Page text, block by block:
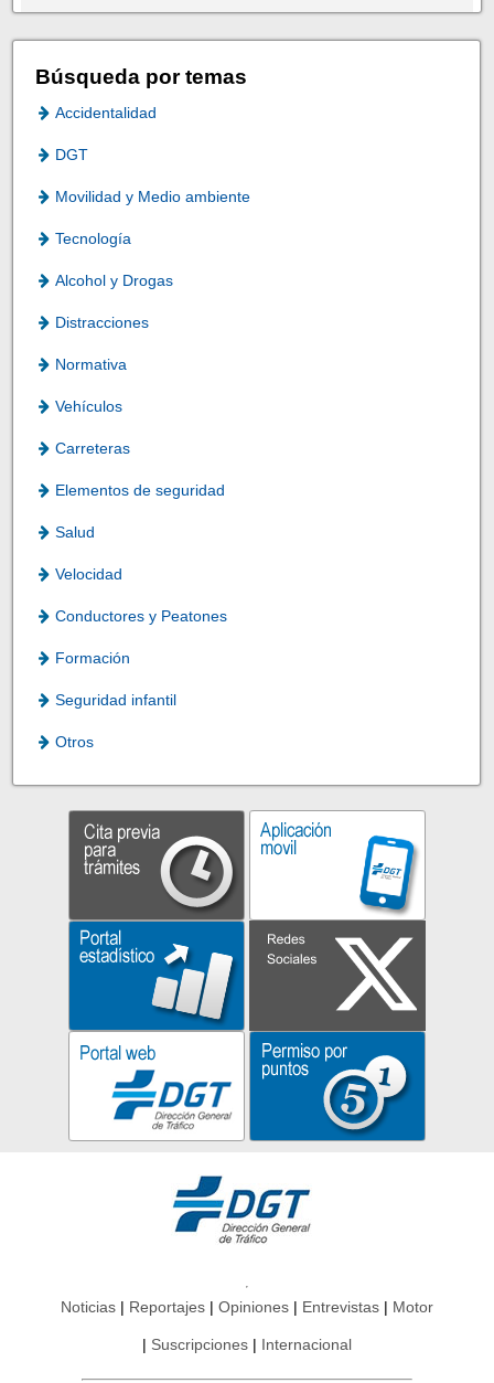
Búsqueda por temas
Accidentalidad
DGT
Movilidad y Medio ambiente
Tecnología
Alcohol y Drogas
Distracciones
Normativa
Vehículos
Carreteras
Elementos de seguridad
Salud
Velocidad
Conductores y Peatones
Formación
Seguridad infantil
Otros
Noticias Reportajes Opiniones Entrevistas Motor
Suscripciones Internacional